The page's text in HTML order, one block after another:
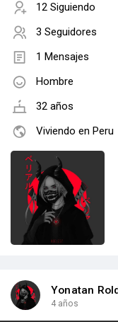
12 Siguiendo
3 Seguidores
1 Mensajes
Hombre
32 años
Viviendo en Peru
Yonatan
4 años